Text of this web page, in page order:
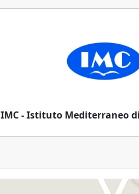
IMC - Istituto Mediterraneo